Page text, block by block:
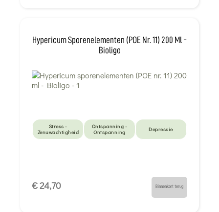
Hypericum Sporenelementen (POE Nr. 11) 200 Ml -
Bioligo
Stress -
Zenuwachtigheid
Ontspanning -
Ontspanning
Depressie
€ 24,70 Binnenkort terug